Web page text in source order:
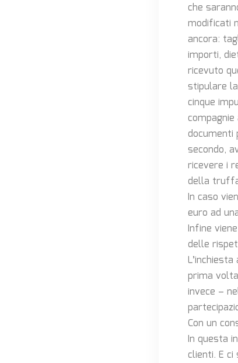
che
modificati
ancora:
importi,
ricevuto
stipulare
cinque
documenti
secondo,
ricevere i
della
In caso
euro ad
Infine
delle
prima
invece –
Con un
In questa
clienti. E